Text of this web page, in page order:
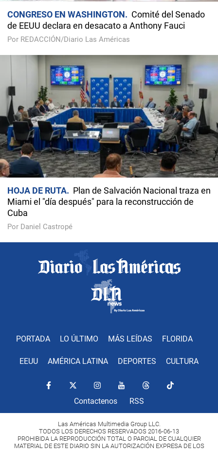
CONGRESO EN WASHINGTON
Comité del Senado
de EEUU declara en desacato a Anthony Fauci
Por REDACCIÓN/Diario Las Américas
HOJA DE RUTA
Plan de Salvación Nacional traza en
Miami el "día después" para la reconstrucción de
Cuba
Por Daniel Castropé
PORTADA LO ÚLTIMO MÁS LEÍDAS FLORIDA
EEUU AMÉRICA LATINA DEPORTES CULTURA
Contactenos RSS
Las Américas Multimedia Group LLC.
TODOS LOS DERECHOS RESERVADOS 2016-06-13
PROHIBIDA LA REPRODUCCIÓN TOTAL O PARCIAL DE CUALQUIER
MATERIAL DE ESTE DIARIO SIN LA AUTORIZACIÓN EXPRESA DE LOS